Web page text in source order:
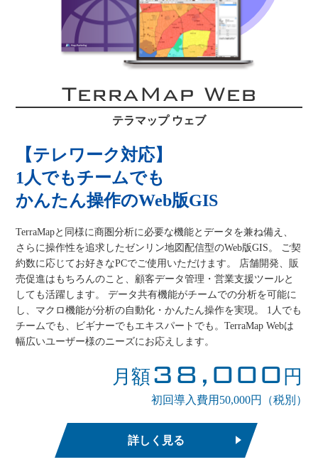
TerraMap Web
テラマップ ウェブ
【テレワーク対応】
1人でもチームでも
かんたん操作のWeb版GIS
TerraMapと同様に商圏分析に必要な機能とデータを兼ね備え、
さらに操作性を追求したゼンリン地図配信型のWeb版GIS。 ご契
約数に応じてお好きなPCでご使用いただけます。 店舗開発、販
売促進はもちろんのこと、顧客データ管理・営業支援ツールと
しても活躍します。 データ共有機能がチームでの分析を可能に
し、マクロ機能が分析の自動化・かんたん操作を実現。 1人でも
チームでも、ビギナーでもエキスパートでも。TerraMap Webは
幅広いユーザー様のニーズにお応えします。
月額38,000 円
初回導入費用50,000円（税別）
詳しく見る